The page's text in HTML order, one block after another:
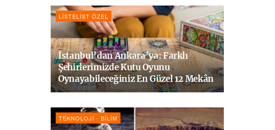
LISTELIST ÖZEL
İstanbul’dan Ankara’ya: Farklı
Şehirlerimizde Kutu Oyunu
Oynayabileceğiniz En Güzel 12 Mekân
TEKNOLOJI - BILIM